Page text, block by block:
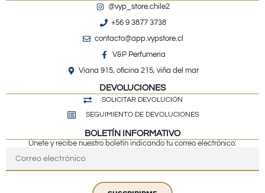
@vyp_store.chile2
+56 9 3877 3738
contacto@app.vypstore.cl
V&P Perfumeria
Viana 915, oficina 215, viña del mar
DEVOLUCIONES
SOLICITAR DEVOLUCIÓN
SEGUIMIENTO DE DEVOLUCIONES
BOLETÍN INFORMATIVO
Únete y recibe nuestro boletín indicando tu correo electrónico: